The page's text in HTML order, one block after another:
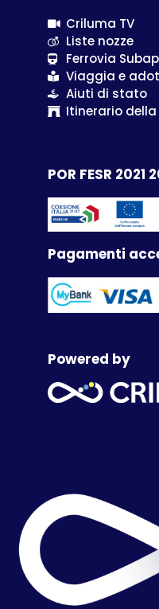
Criluma TV
Liste nozze
Ferrovia
Viaggia e
Aiuti di stato
Itinerario della
POR FESR
Pagamenti
Powered by